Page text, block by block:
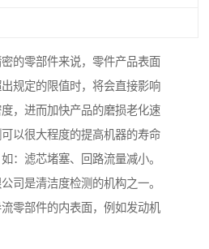
的零部件来说，零件产品表面
规定的限值时，将会直接影响
，进而加快产品的磨损老化速
以很大程度的提高机器的寿命
：滤芯堵塞、回路流量减小。
司是清洁度检测的机构之一。
零部件的内表面，例如发动机